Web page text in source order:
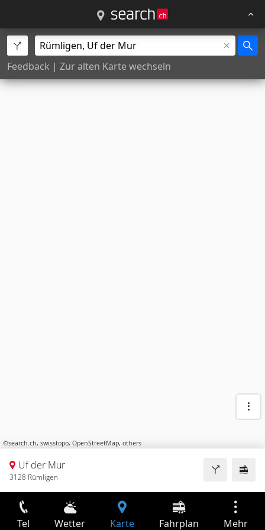
Feedback | Zur alten Karte wechseln
©search.ch, swisstopo, OpenStreetMap, others
Uf der Mur
3128 Rümligen
Tel Wetter Karte Fahrplan Mehr